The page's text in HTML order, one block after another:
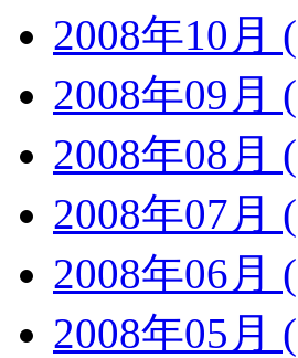
2008年10月
2008年09月
2008年08月
2008年07月
2008年06月
2008年05月